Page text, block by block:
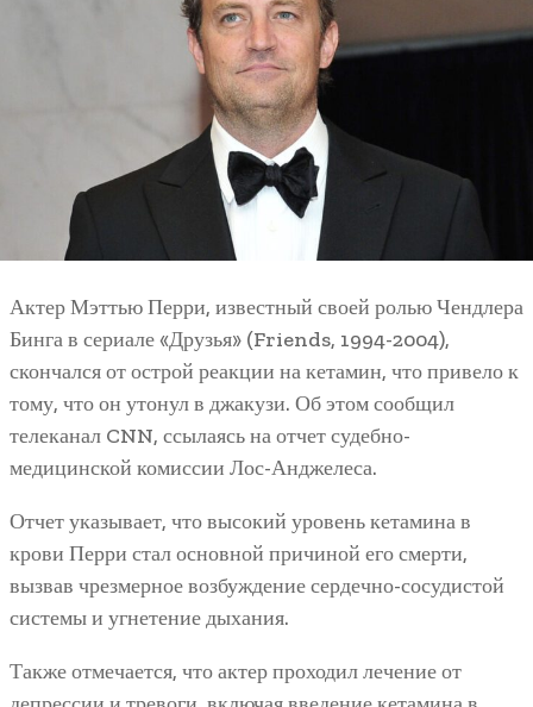
Актер Мэттью Перри, известный своей ролью Чендлера
Бинга в сериале «Друзья» (Friends, 1994-2004),
скончался от острой реакции на кетамин, что привело к
тому, что он утонул в джакузи. Об этом сообщил
телеканал CNN, ссылаясь на отчет судебно-
медицинской комиссии Лос-Анджелеса.
Отчет указывает, что высокий уровень кетамина в
крови Перри стал основной причиной его смерти,
вызвав чрезмерное возбуждение сердечно-сосудистой
системы и угнетение дыхания.
Также отмечается, что актер проходил лечение от